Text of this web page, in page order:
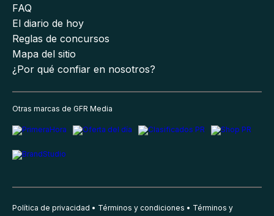
FAQ
El diario de hoy
Reglas de concursos
Mapa del sitio
¿Por qué confiar en nosotros?
Otras marcas de GFR Media
Política de privacidad Términos y condiciones Términos y